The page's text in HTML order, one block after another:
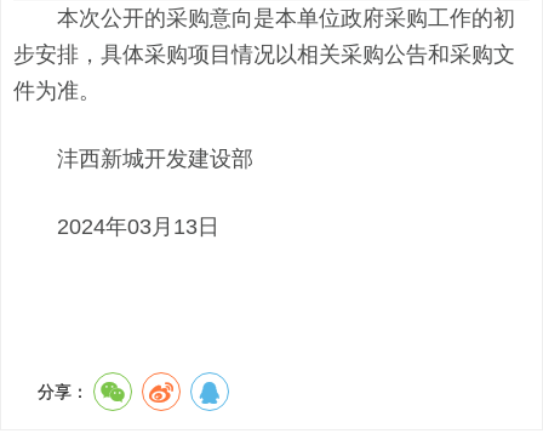
本次公开的采购意向是本单位政府采购工作的初
步安排，具体采购项目情况以相关采购公告和采购文
件为准。
沣西新城开发建设部
2024年03月13日
分享：